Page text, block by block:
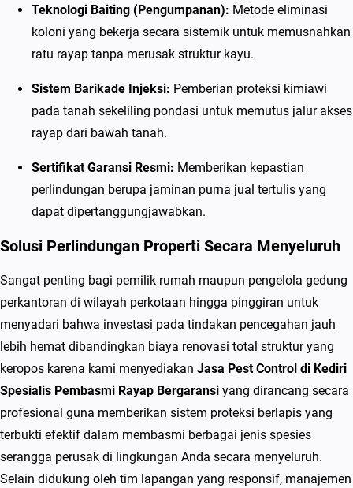
n
s
i
Teknologi Baiting (Pengumpanan): Metode eliminasi
koloni yang bekerja secara sistemik untuk memusnahkan
ratu rayap tanpa merusak struktur kayu.
Sistem Barikade Injeksi: Pemberian proteksi kimiawi
pada tanah sekeliling pondasi untuk memutus jalur akses
rayap dari bawah tanah.
Sertifikat Garansi Resmi: Memberikan kepastian
perlindungan berupa jaminan purna jual tertulis yang
dapat dipertanggungjawabkan.
Solusi Perlindungan Properti Secara Menyeluruh
Sangat penting bagi pemilik rumah maupun pengelola gedung
perkantoran di wilayah perkotaan hingga pinggiran untuk
menyadari bahwa investasi pada tindakan pencegahan jauh
lebih hemat dibandingkan biaya renovasi total struktur yang
keropos karena kami menyediakan Jasa Pest Control di Kediri
Spesialis Pembasmi Rayap Bergaransi yang dirancang secara
profesional guna memberikan sistem proteksi berlapis yang
terbukti efektif dalam membasmi berbagai jenis spesies
serangga perusak di lingkungan Anda secara menyeluruh.
Selain didukung oleh tim lapangan yang responsif, manajemen